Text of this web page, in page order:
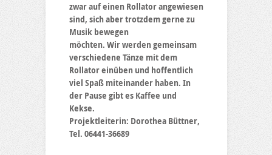
zwar auf einen Rollator angewiesen
sind, sich aber trotzdem gerne zu
Musik bewegen
möchten. Wir werden gemeinsam
verschiedene Tänze mit dem
Rollator einüben und hoffentlich
viel Spaß miteinander haben. In
der Pause gibt es Kaffee und
Kekse.
Projektleiterin: Dorothea Büttner,
Tel. 06441-36689